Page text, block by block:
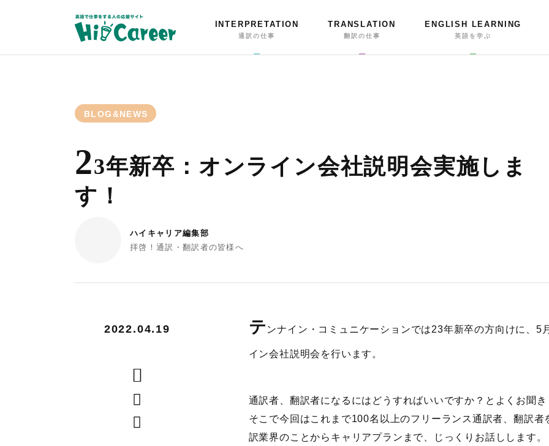
INTERPRETATION
通訳の仕事
TRANSLATION
翻訳の仕事
ENGLISH LEARNING
英語を学ぶ
BLOG&NEWS
23年新卒：オンライン会社説明会実施しま
す！
ハイキャリア編集部
拝啓！通訳・翻訳者の皆様へ
2022.04.19 テ ンナイン・コミュニケーションでは23年新卒の方向けに、5
イン会社説明会を行います。
通訳者、翻訳者になるにはどうすればいいですか？とよくお聞き
そこで今回はこれまで100名以上のフリーランス通訳者、翻訳
訳業界のことからキャリアプランまで、じっくりお話しします。